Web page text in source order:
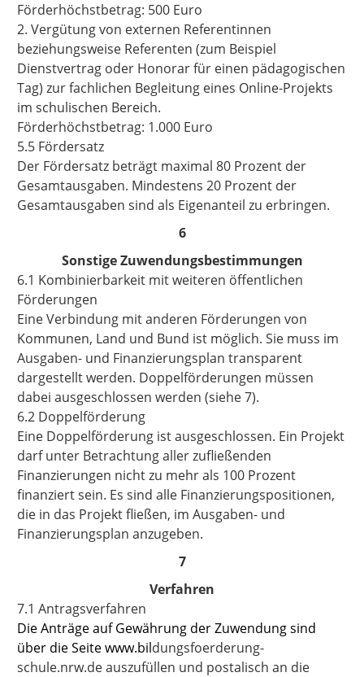
Förderhöchstbetrag: 500 Euro
2. Vergütung von externen Referentinnen
beziehungsweise Referenten (zum Beispiel
Dienstvertrag oder Honorar für einen pädagogischen
Tag) zur fachlichen Begleitung eines Online-Projekts
im schulischen Bereich.
Förderhöchstbetrag: 1.000 Euro
5.5 Fördersatz
Der Fördersatz beträgt maximal 80 Prozent der
Gesamtausgaben. Mindestens 20 Prozent der
Gesamtausgaben sind als Eigenanteil zu erbringen.
6
Sonstige Zuwendungsbestimmungen
6.1 Kombinierbarkeit mit weiteren öffentlichen
Förderungen
Eine Verbindung mit anderen Förderungen von
Kommunen, Land und Bund ist möglich. Sie muss im
Ausgaben- und Finanzierungsplan transparent
dargestellt werden. Doppelförderungen müssen
dabei ausgeschlossen werden (siehe 7).
6.2 Doppelförderung
Eine Doppelförderung ist ausgeschlossen. Ein Projekt
darf unter Betrachtung aller zufließenden
Finanzierungen nicht zu mehr als 100 Prozent
finanziert sein. Es sind alle Finanzierungspositionen,
die in das Projekt fließen, im Ausgaben- und
Finanzierungsplan anzugeben.
7
Verfahren
7.1 Antragsverfahren
Die Anträge auf Gewährung der Zuwendung sind
über die Seite www.bildungsfoerderung-
schule.nrw.deauszufüllen und postalisch an die